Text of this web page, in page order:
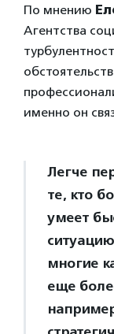
По мнению
Агентства
именно он
Легче
те, кто
умеет
многие
еще